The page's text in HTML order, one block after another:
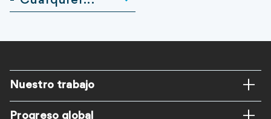
Pie
ES
Nuestro trabajo
Progreso global